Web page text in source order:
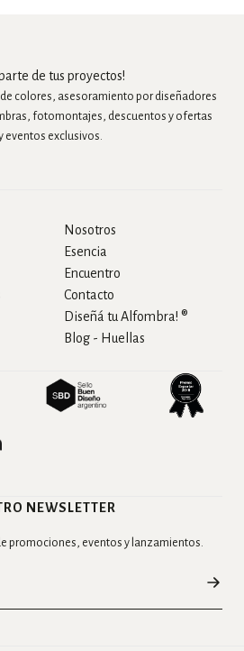
de tus proyectos!
colores, asesoramiento por diseñadores
fotomontajes, descuentos y ofertas
eventos exclusivos.
Nosotros
Esencia
Encuentro
Contacto
Diseñá tu Alfombra! ®
Blog - Huellas
NEWSLETTER
promociones, eventos y lanzamientos.